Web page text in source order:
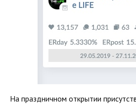
На праздничном открытии